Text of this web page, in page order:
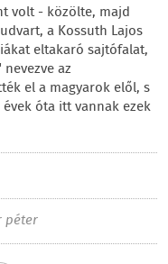
volt - közölte, majd
a Kossuth Lajos
eltakaró sajtófalat,
az
el a magyarok elől, s
óta itt vannak ezek
péter